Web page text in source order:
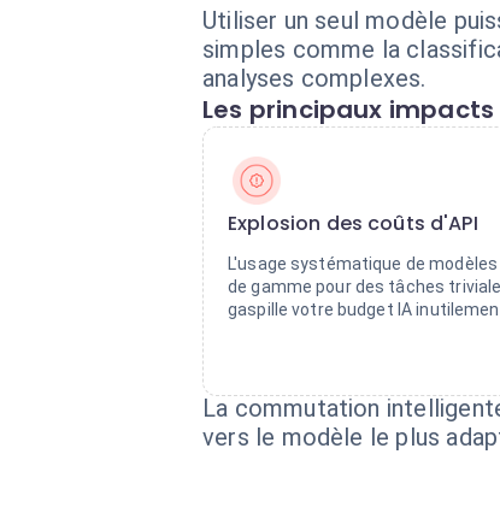
Utiliser un seul modèle
simples comme la
analyses complexes.
Les principaux
Explosion des coûts d'API
L'usage systématique de
de gamme pour des tâches
gaspille votre budget IA
La commutation
vers le modèle le plus